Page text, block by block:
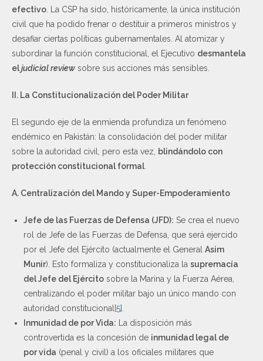
efectivo . La CSP ha sido, históricamente, la única institución
civil que ha podido frenar o destituir a primeros ministros y
desafiar ciertas políticas gubernamentales. Al atomizar y
subordinar la función constitucional, el Ejecutivo desmantela
eljudicial review sobre sus acciones más sensibles.
II. La Constitucionalización del Poder Militar
El segundo eje de la enmienda profundiza un fenómeno
endémico en Pakistán: la consolidación del poder militar
sobre la autoridad civil, pero esta vez,
blindándolo con
protección constitucional formal
A. Centralización del Mando y Super-Empoderamiento
Jefe de las Fuerzas de Defensa (JFD): Se crea el nuevo
rol de Jefe de las Fuerzas de Defensa, que será ejercido
por el Jefe del Ejército (actualmente el General Asim
Munir). Esto formaliza y constitucionaliza la supremacía
del Jefe del Ejército sobre la Marina y la Fuerza Aérea,
centralizando el poder militar bajo un único mando con
autoridad constitucional [5]
Inmunidad de por Vida: La disposición más
controvertida es la concesión de inmunidad legal de
por vida (penal y civil) a los oficiales militares que